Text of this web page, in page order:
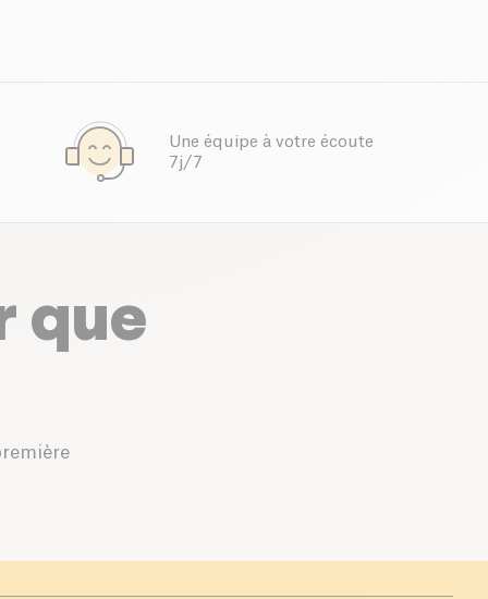
Une équipe à votre écoute
7j/7
que